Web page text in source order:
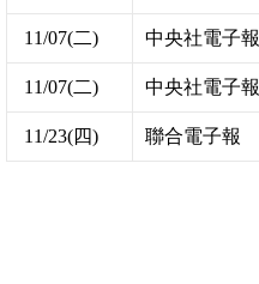
11/07(二) 中央社電子報
11/07(二) 中央社電子報
11/23(四) 聯合電子報